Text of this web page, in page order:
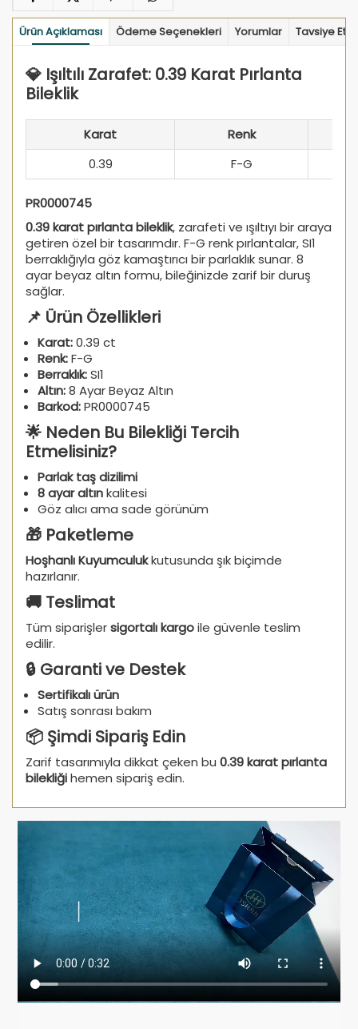
Ürün Açıklaması Ödeme Seçenekleri Yorumlar Tavsiye Et
💎 Işıltılı Zarafet: 0.39 Karat Pırlanta
Bileklik
Karat
Renk
0.39
F-G
PR0000745
0.39 karat pırlanta bileklik, zarafeti ve ışıltıyı bir araya
getiren özel bir tasarımdır. F-G renk pırlantalar, SI1
berraklığıyla göz kamaştırıcı bir parlaklık sunar. 8
ayar beyaz altın formu, bileğinizde zarif bir duruş
sağlar.
📌 Ürün Özellikleri
Karat:0.39 ct
Renk:F-G
Berraklık:SI1
Altın:8 Ayar Beyaz Altın
Barkod:PR0000745
🌟 Neden Bu Bilekliği Tercih
Etmelisiniz?
Parlak taş dizilimi
8 ayar altınkalitesi
Göz alıcı ama sade görünüm
🎁 Paketleme
Hoşhanlı Kuyumculukkutusunda şık biçimde
hazırlanır.
🚚 Teslimat
Tüm siparişlersigortalı kargoile güvenle teslim
edilir.
🔒 Garanti ve Destek
Sertifikalı ürün
Satış sonrası bakım
📦 Şimdi Sipariş Edin
Zarif tasarımıyla dikkat çeken bu 0.39 karat pırlanta
bilekliğihemen sipariş edin.